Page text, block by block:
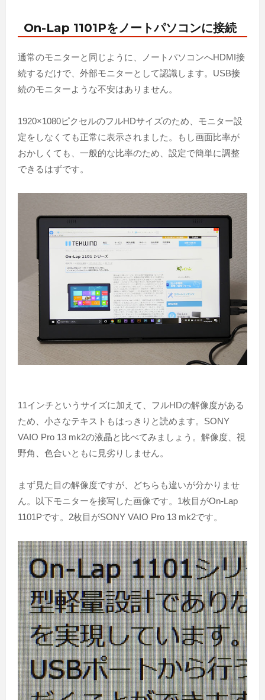
On-Lap 1101Pをノートパソコンに接続
通常のモニターと同じように、ノートパソコンへHDMI接
続するだけで、外部モニターとして認識します。USB接
続のモニターような不安はありません。
1920×1080ピクセルのフルHDサイズのため、モニター設
定をしなくても正常に表示されました。もし画面比率が
おかしくても、一般的な比率のため、設定で簡単に調整
できるはずです。
11インチというサイズに加えて、フルHDの解像度がある
ため、小さなテキストもはっきりと読めます。SONY
VAIO Pro 13 mk2の液晶と比べてみましょう。解像度、視
野角、色合いともに見劣りしません。
まず見た目の解像度ですが、どちらも違いが分かりませ
ん。以下モニターを接写した画像です。1枚目がOn-Lap
1101Pです。2枚目がSONY VAIO Pro 13 mk2です。